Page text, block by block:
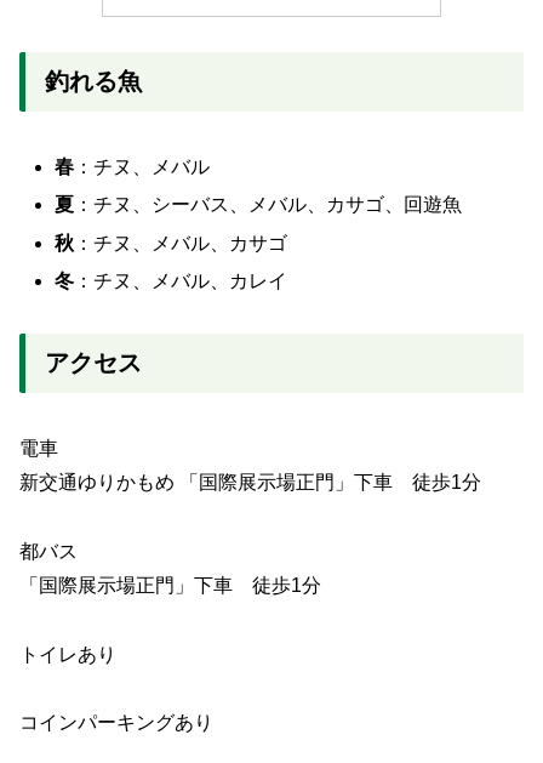
釣れる魚
春 ：チヌ、メバル
夏 ：チヌ、シーバス、メバル、カサゴ、回遊魚
秋 ：チヌ、メバル、カサゴ
冬 ：チヌ、メバル、カレイ
アクセス
電車
新交通ゆりかもめ 「国際展示場正門」下車 徒歩1分
都バス
「国際展示場正門」下車 徒歩1分
トイレあり
コインパーキングあり